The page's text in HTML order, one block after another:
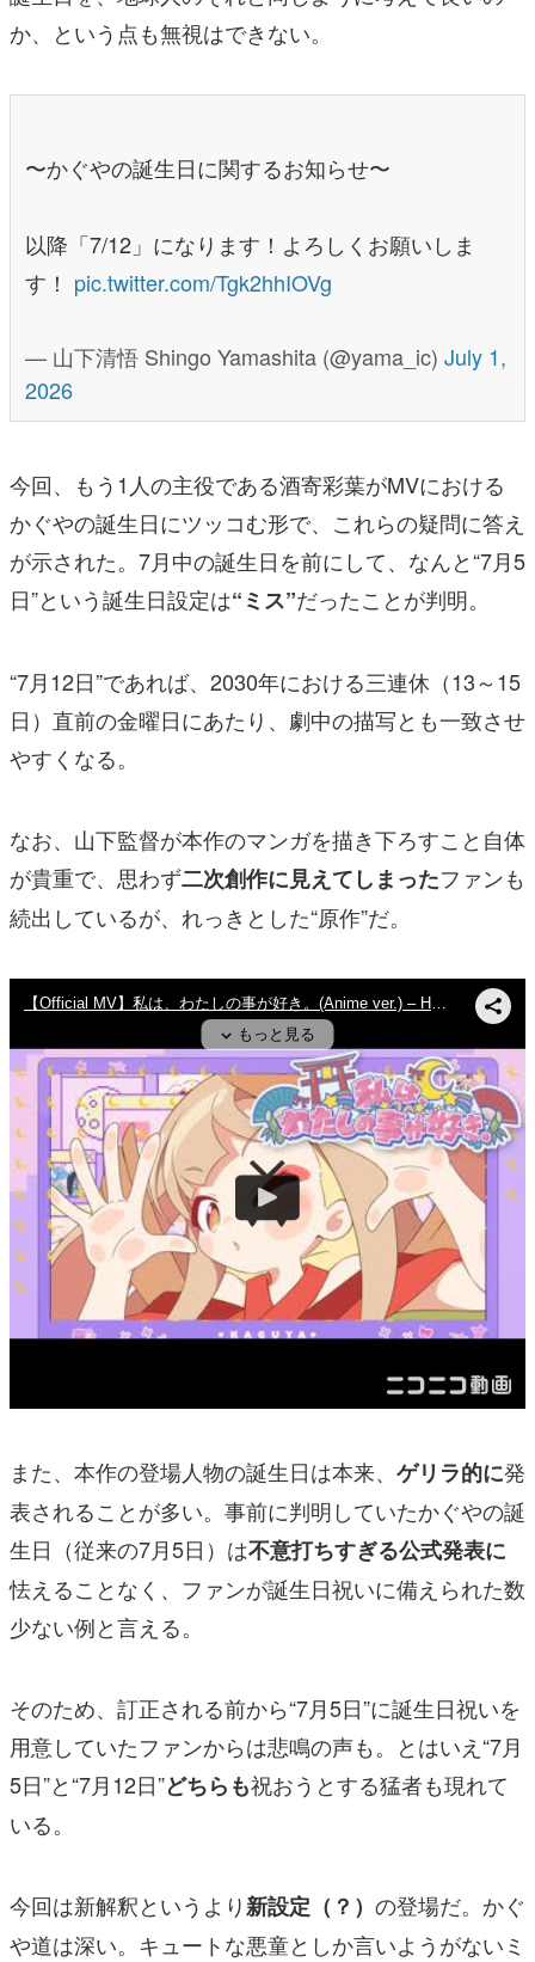
か、という点も無視はできない。
〜かぐやの誕生日に関するお知らせ〜
以降「7/12」になります！よろしくお願いしま
す！ pic.twitter.com/Tgk2hhIOVg
— 山下清悟 Shingo Yamashita (@yama_ic) July 1,
2026
今回、もう1人の主役である酒寄彩葉がMVにおける
かぐやの誕生日にツッコむ形で、これらの疑問に答え
が示された。7月中の誕生日を前にして、なんと“7月5
日”という誕生日設定は“ミス”だったことが判明。
“7月12日”であれば、2030年における三連休（13～15
日）直前の金曜日にあたり、劇中の描写とも一致させ
やすくなる。
なお、山下監督が本作のマンガを描き下ろすこと自体
が貴重で、思わず二次創作に見えてしまったファンも
続出しているが、れっきとした“原作”だ。
また、本作の登場人物の誕生日は本来、 ゲリラ的に発
表されることが多い。事前に判明していたかぐやの誕
生日（従来の7月5日）は不意打ちすぎる公式発表に
怯えることなく、ファンが誕生日祝いに備えられた数
少ない例と言える。
そのため、訂正される前から“7月5日”に誕生日祝いを
用意していたファンからは悲鳴の声も。とはいえ“7月
5日”と“7月12日”どちらも祝おうとする猛者も現れて
いる。
今回は新解釈というより新設定（？） の登場だ。かぐ
や道は深い。キュートな悪童としか言いようがないミ